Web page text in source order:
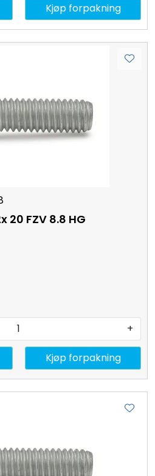
Kjøp forpakning
20 FZV 8.8 HG
+
Kjøp forpakning